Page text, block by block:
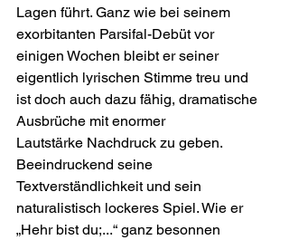
Lagen führt. Ganz wie bei seinem
exorbitanten Parsifal-Debüt vor
einigen Wochen bleibt er seiner
eigentlich lyrischen Stimme treu und
ist doch auch dazu fähig, dramatische
Ausbrüche mit enormer
Lautstärke Nachdruck zu geben.
Beeindruckend seine
Textverständlichkeit und sein
naturalistisch lockeres Spiel. Wie er
„Hehr bist du;...“ ganz besonnen